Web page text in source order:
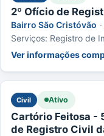
2º Ofício de
Bairro São Cristóvão ·
Serviços: Registro de
Ver informações
Civil Ativo
Cartório Feitosa -
de Registro Civil